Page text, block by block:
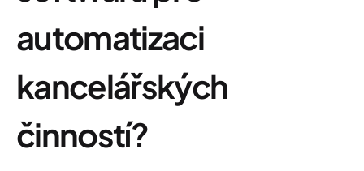
automatizaci
kancelářských
činností?